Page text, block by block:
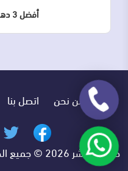
أفضل 3 دهان عازل للماء
من نحن اتصل بنا
تابعنا
على
حقوق النشر 2026 © جميع الحقوق محفوظة لدى مباني الرياض